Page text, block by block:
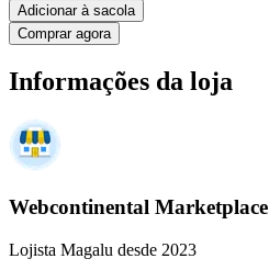
Adicionar à sacola
Comprar agora
Informações da loja
Webcontinental Marketplace
Lojista Magalu desde 2023